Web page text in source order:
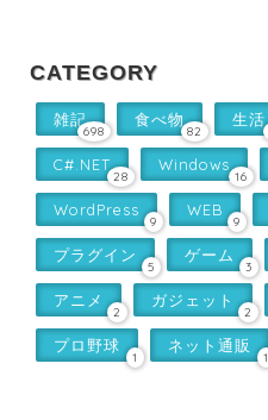
CATEGORY
雑記
698
食べ物
82
生活
C#.NET
28
Windows
16
WordPress
9
WEB
9
プラグイン
5
ゲーム
3
アニメ
2
ガジェット
2
プロ野球
1
ネット通販
1